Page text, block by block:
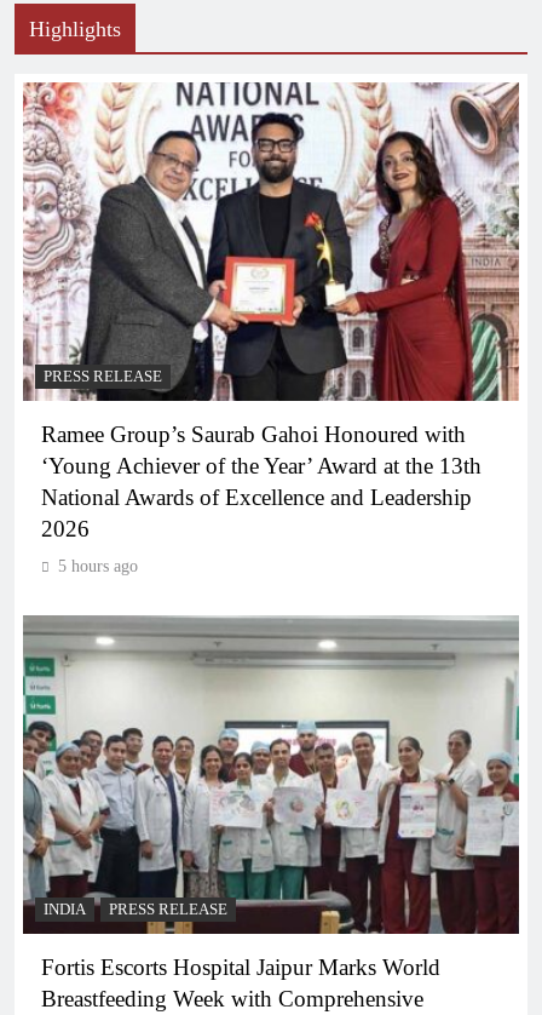
Highlights
PRESS RELEASE
Ramee Group’s Saurab Gahoi Honoured with
‘Young Achiever of the Year’ Award at the 13th
National Awards of Excellence and Leadership
2026
5 hours ago
INDIA PRESS RELEASE
Fortis Escorts Hospital Jaipur Marks World
Breastfeeding Week with Comprehensive